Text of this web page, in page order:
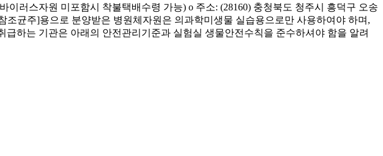
이러스자원 미포함시 착불택배수령 가능) o 주소: (28160) 충청북도 청주시 흥덕구 오송
균주]용으로 분양받은 병원체자원은 의과학미생물 실습용으로만 사용하여야 하며,
하는 기관은 아래의 안전관리기준과 실험실 생물안전수칙을 준수하셔야 함을 알려